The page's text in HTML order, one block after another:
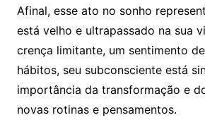
Afinal, esse ato no sonho
está velho e ultrapassado na sua
crença limitante, um sentimento
hábitos, seu subconsciente está
importância da transformação e
novas rotinas e pensamentos.